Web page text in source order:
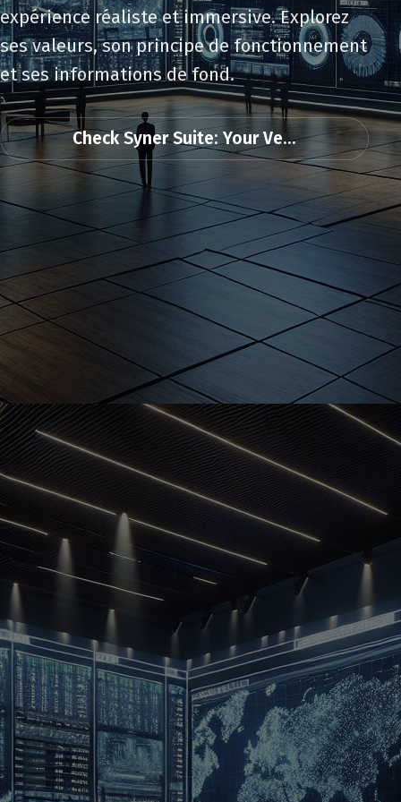
expérience réaliste et immersive. Explorez
ses valeurs, son principe de fonctionnement
et ses informations de fond.
Check Syner Suite: Your Ve...